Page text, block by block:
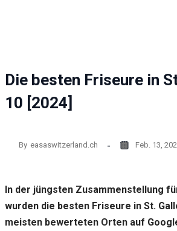
Die besten Friseure in
10 [2024]
By easaswitzerland.ch Feb. 13,
In der jüngsten Zusammenstellung
wurden die besten Friseure in St.
meisten bewerteten Orten auf
Erfahrung
während
möglich
funktioniert.
diese